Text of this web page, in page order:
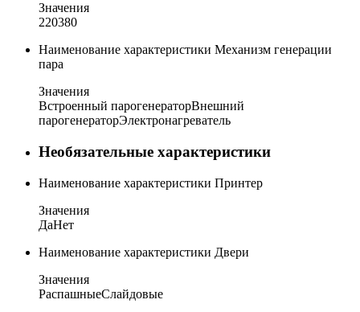
Значения
220380
Наименование характеристики Механизм генерации
пара
Значения
Встроенный парогенераторВнешний
парогенераторЭлектронагреватель
Необязательные характеристики
Наименование характеристики Принтер
Значения
ДаНет
Наименование характеристики Двери
Значения
РаспашныеСлайдовые